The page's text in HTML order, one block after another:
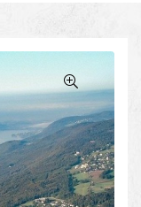
🔍